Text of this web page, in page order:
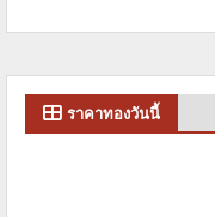
ราคาทองวันนี้